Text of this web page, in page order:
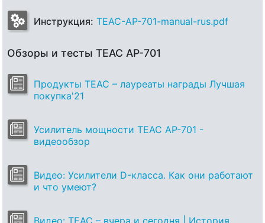
Инструкция: TEAC-AP-701-manual-rus.pdf
Обзоры и тесты TEAC AP-701
Продукты TEAC – лауреаты награды Лучшая
покупка'21
Усилитель мощности TEAC AP-701 -
видеообзор
Видео: Усилители D-класса. Как они работают
и что умеют?